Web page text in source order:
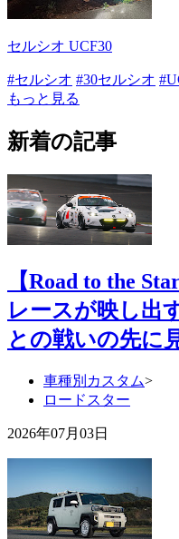
セルシオ UCF30
#セルシオ #30セルシオ
もっと見る
新着の記事
【Road to the
レースが映し出
との戦いの先に
車種別カスタム>
ロードスター
2026年07月03日